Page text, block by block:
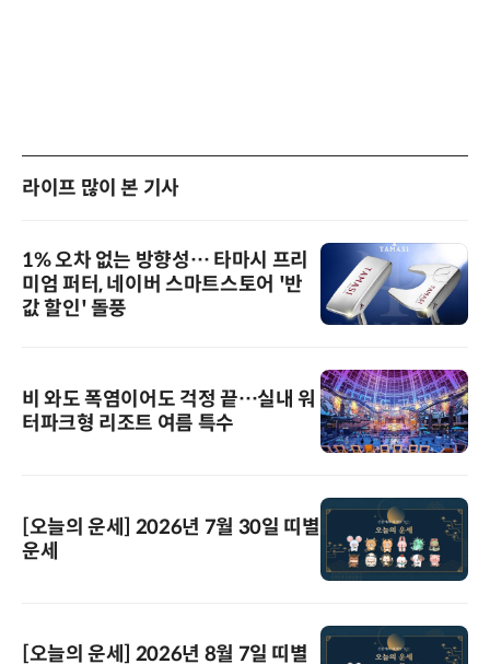
라이프 많이 본 기사
1% 오차 없는 방향성… 타마시 프리
미엄 퍼터, 네이버 스마트스토어 '반
값 할인' 돌풍
비 와도 폭염이어도 걱정 끝…실내 워
터파크형 리조트 여름 특수
[오늘의 운세] 2026년 7월 30일 띠별
운세
[오늘의 운세] 2026년 8월 7일 띠별